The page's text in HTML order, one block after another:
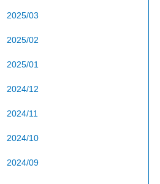
2025/03
2025/02
2025/01
2024/12
2024/11
2024/10
2024/09